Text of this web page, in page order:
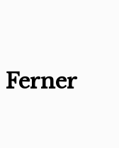
Ferner